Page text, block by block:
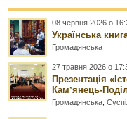
08 червня 2026 о
Українська
Громадянська
27 травня 2026 о
Презентація
Камʼянець-
Громадянська ,